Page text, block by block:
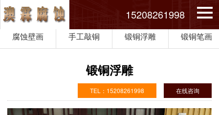
15208261998
腐蚀壁画 手工敲铜 锻铜浮雕 锻铜笔画
锻铜浮雕
在线咨询
TEL：15208261998